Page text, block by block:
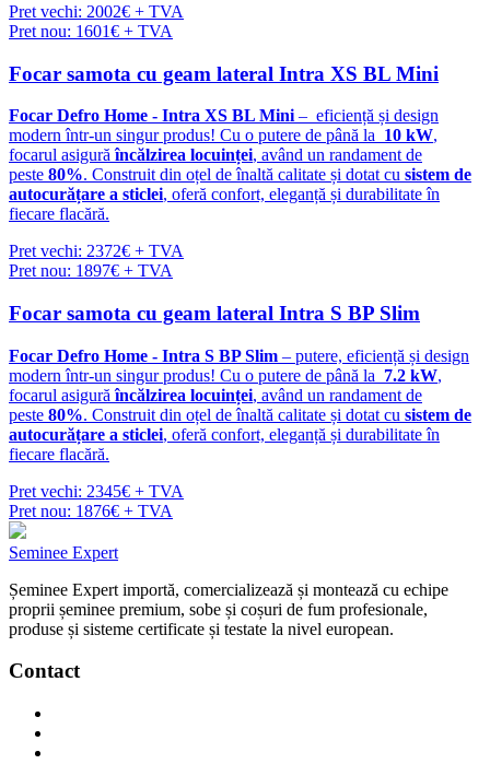
Pret vechi: 2002€ + TVA
Pret nou: 1601€ + TVA
Focar samota cu geam lateral Intra XS BL Mini
Focar Defro Home - Intra XS BL Mini – eficiență și design
modern într-un singur produs! Cu o putere de până la 10 kW,
focarul asigurăîncălzirea locuinței, având un randament de
peste 80%. Construit din oțel de înaltă calitate și dotat cu sistem de
autocurățare a sticlei, oferă confort, eleganță și durabilitate în
fiecare flacără.
Pret vechi: 2372€ + TVA
Pret nou: 1897€ + TVA
Focar samota cu geam lateral Intra S BP Slim
Focar Defro Home - Intra S BP Slim – putere, eficiență și design
modern într-un singur produs! Cu o putere de până la 7.2 kW,
focarul asigurăîncălzirea locuinței, având un randament de
peste 80%. Construit din oțel de înaltă calitate și dotat cu sistem de
autocurățare a sticlei, oferă confort, eleganță și durabilitate în
fiecare flacără.
Pret vechi: 2345€ + TVA
Pret nou: 1876€ + TVA
Seminee Expert
Șeminee Expert importă, comercializează și montează cu echipe
proprii șeminee premium, sobe și coșuri de fum profesionale,
produse și sisteme certificate și testate la nivel european.
Contact